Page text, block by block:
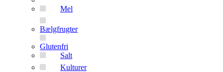
Mel
Bælgfrugter
Glutenfri
Salt
Kulturer